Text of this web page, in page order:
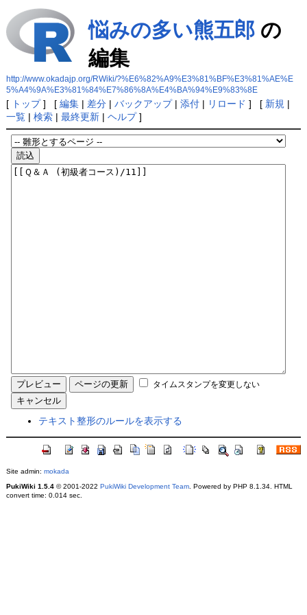
悩みの多い熊五郎の
編集
http://www.okadajp.org/RWiki/?%E6%82%A9%E3%81%BF%E3%81%AE%E
5%A4%9A%E3%81%84%E7%86%8A%E4%BA%94%E9%83%8E
[ トップ] [ 編集| 差分| バックアップ| 添付| リロード ] [ 新規 |
一覧| 検索| 最終更新| ヘルプ]
タイムスタンプを変更しない
テキスト整形のルールを表示する
Site admin: mokada
PukiWiki 1.5.4© 2001-2022 PukiWiki Development Team. Powered by PHP 8.1.34. HTML
convert time: 0.014 sec.